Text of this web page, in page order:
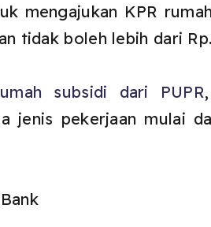
mengajukan KPR
tidak boleh lebih dari
subsidi dari PUPR
jenis pekerjaan mulai